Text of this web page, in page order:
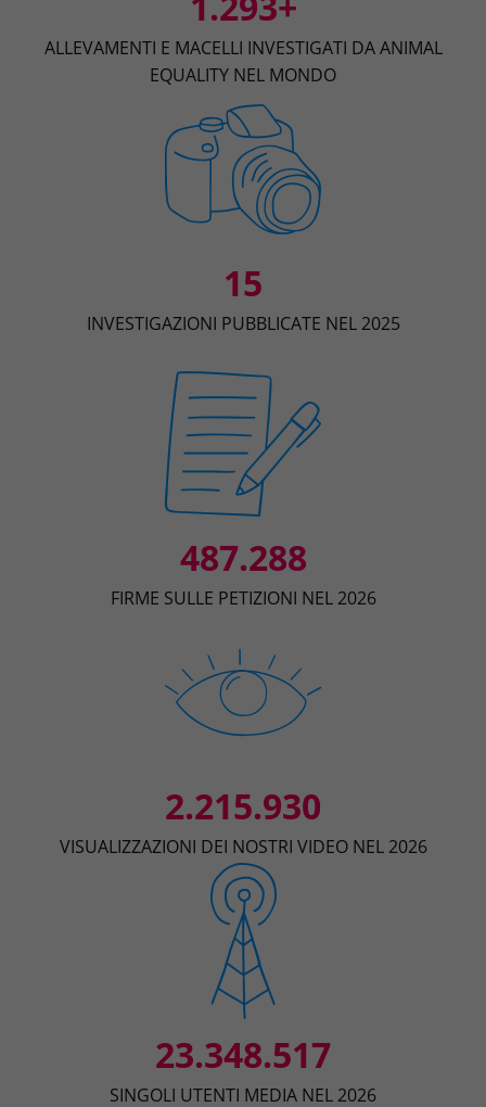
ALLEVAMENTI E MACELLI INVESTIGATI DA ANIMAL
EQUALITY NEL MONDO
15
INVESTIGAZIONI PUBBLICATE NEL 2025
487.288
FIRME SULLE PETIZIONI NEL 2026
2.215.930
VISUALIZZAZIONI DEI NOSTRI VIDEO NEL 2026
23.348.517
SINGOLI UTENTI MEDIA NEL 2026